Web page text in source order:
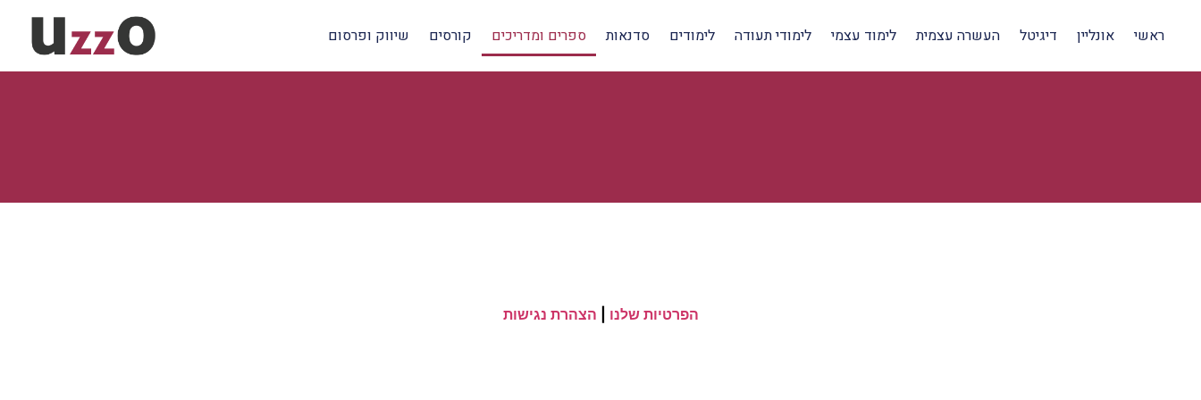
ראשי אונליין דיגיטל העשרה עצמית לימוד עצמי לימודי תעודה לימודים סדנאות ספרים ומדריכים קורסים שיווק ופרסום
הפרטיות שלנו הצהרת נגישות